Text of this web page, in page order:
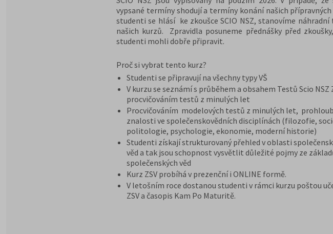
vypsané termíny shodují a termíny konání našich
studenti se hlásí ke zkoušce SCIO NSZ, stanovíme
našich kurzů. Zpravidla posuneme přednášky před
studenti mohli dobře připravit.
Proč si vybrat tento kurz?
Studenti se připravují na všechny typy VŠ
V kurzu se seznámí s průběhem a obsahem Testů Scio NSZ
procvičováním testů z minulých let
Procvičováním modelových testů z minulých let,
znalosti ve společenskovědních disciplínách (filozofie,
politologie, psychologie, ekonomie, moderní historie)
Studenti získají strukturovaný přehled v oblasti
věd a tak jsou schopnost vysvětlit důležité pojmy ze
společenských věd
Kurz ZSV probíhá v prezenční i ONLINE formě.
V letošním roce dostanou studenti v rámci kurzu poštou
ZSV a časopis Kam Po Maturitě.